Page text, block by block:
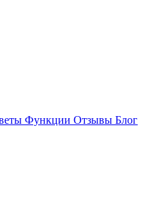
Функции Отзывы Блог